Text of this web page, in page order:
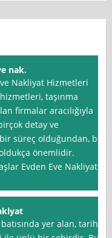
nak.
Nakliyat Hizmetleri
taşınma
firmalar aracılığıyla
detay ve
süreç olduğundan, bu
önemlidir.
Evden Eve Nakliyat
yer alan, tarihi